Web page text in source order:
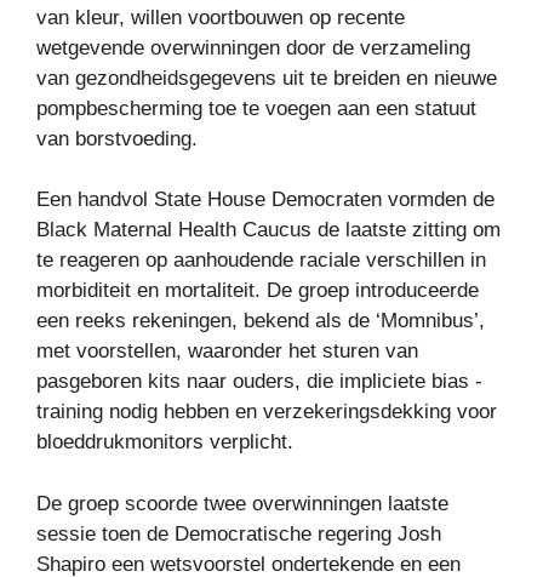
van kleur, willen voortbouwen op recente
wetgevende overwinningen door de verzameling
van gezondheidsgegevens uit te breiden en nieuwe
pompbescherming toe te voegen aan een statuut
van borstvoeding.
Een handvol State House Democraten vormden de
Black Maternal Health Caucus de laatste zitting om
te reageren op aanhoudende raciale verschillen in
morbiditeit en mortaliteit. De groep introduceerde
een reeks rekeningen, bekend als de ‘Momnibus’,
met voorstellen, waaronder het sturen van
pasgeboren kits naar ouders, die impliciete bias -
training nodig hebben en verzekeringsdekking voor
bloeddrukmonitors verplicht.
De groep scoorde twee overwinningen laatste
sessie toen de Democratische regering Josh
Shapiro een wetsvoorstel ondertekende en een